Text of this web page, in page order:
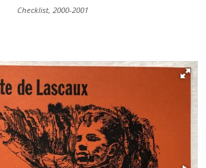
Checklist, 2000-2001